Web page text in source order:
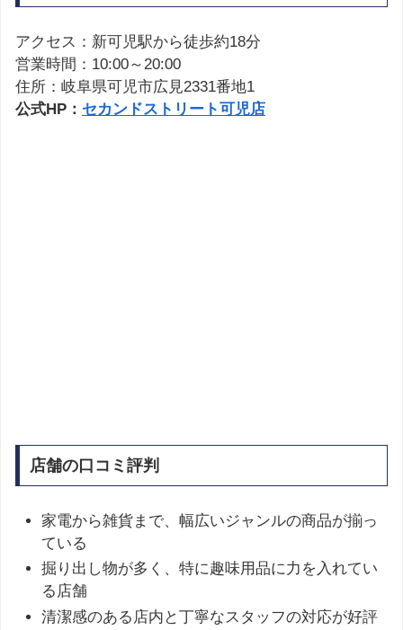
アクセス：新可児駅から徒歩約18分
営業時間：10:00～20:00
住所：岐阜県可児市広見2331番地1
公式HP： セカンドストリート可児店
店舗の口コミ評判
家電から雑貨まで、幅広いジャンルの商品が揃っ
ている
掘り出し物が多く、特に趣味用品に力を入れてい
る店舗
清潔感のある店内と丁寧なスタッフの対応が好評